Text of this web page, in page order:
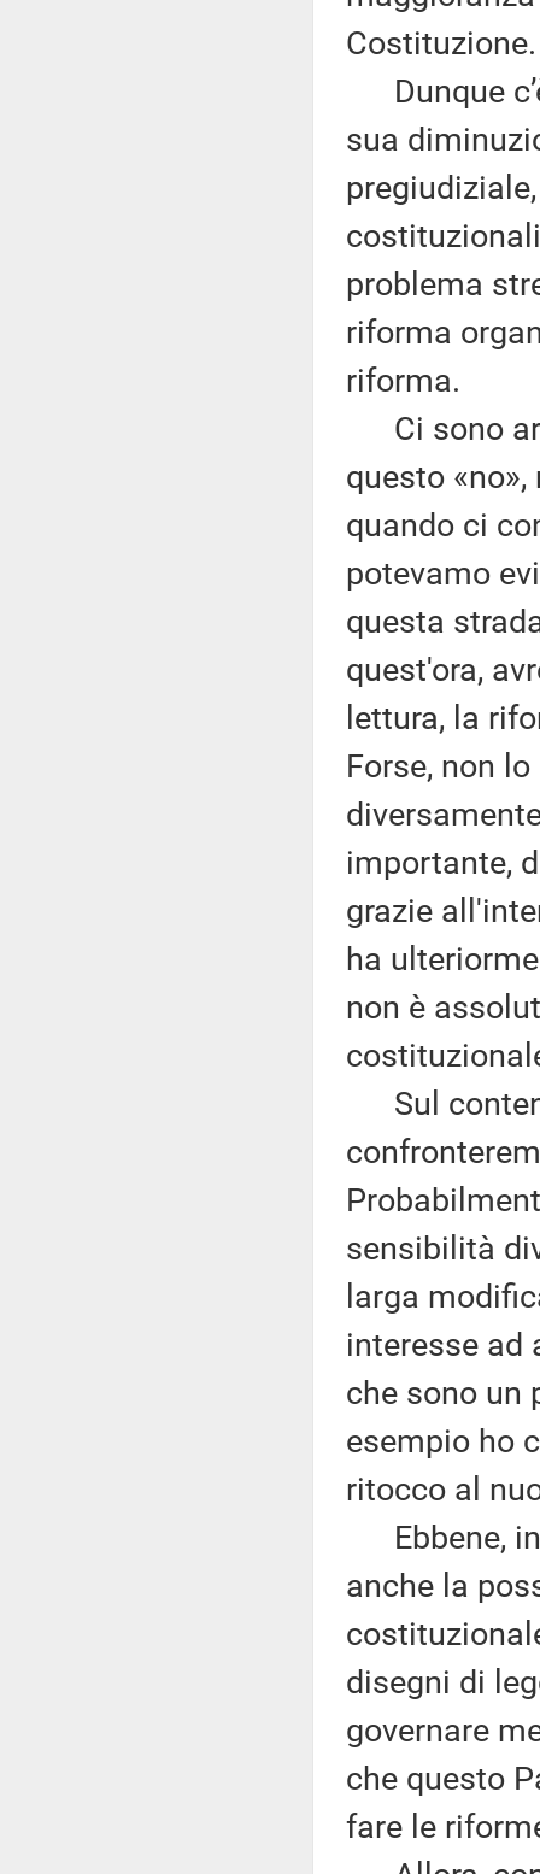
Costituzione.
Dunque
sua
problema
riforma
riforma.
Ci sono
questo
quando ci
potevamo
questa
quest'ora,
lettura, la
Forse, non
importante,
grazie
ha
non è
Sul
sensibilità
larga
interesse ad
che sono un
esempio ho
ritocco al
Ebbene, in
anche la
disegni di
governare
che questo
fare le